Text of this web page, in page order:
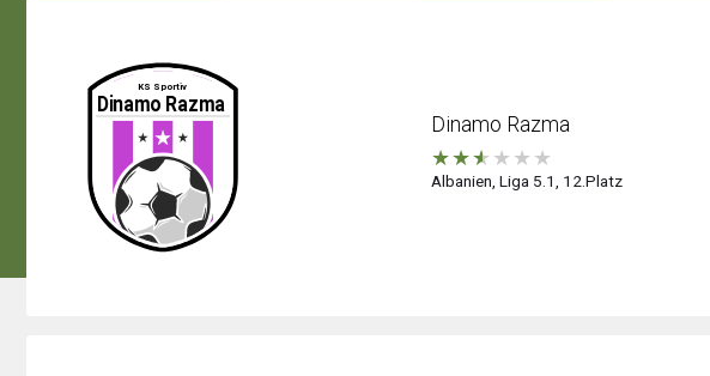
Dinamo Razma
★★★ ★ ★ ★
Albanien, Liga 5.1, 12.Platz